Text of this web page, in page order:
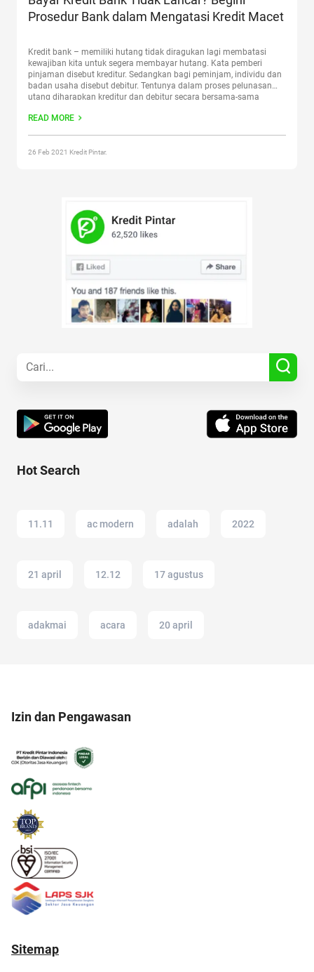
Prosedur Bank dalam Mengatasi Kredit Macet
Kredit bank – memiliki hutang tidak diragukan lagi membatasi
kewajiban kita untuk segera membayar hutang. Kata pemberi
pinjaman disebut kreditur. Sedangkan bagi peminjam, individu dan
badan usaha disebut debitur. Tentunya dalam proses pelunasan
utang diharapkan kreditur dan debitur secara bersama-sama
Dapatkan pinjaman online dari Kredit Pintar,
READ MORE
26 Feb 2021 Kredit Pintar.
Hot Search
11.11 ac modern adalah 2022
21 april 12.12 17 agustus
adakmai acara 20 april
Izin dan Pengawasan
Sitemap